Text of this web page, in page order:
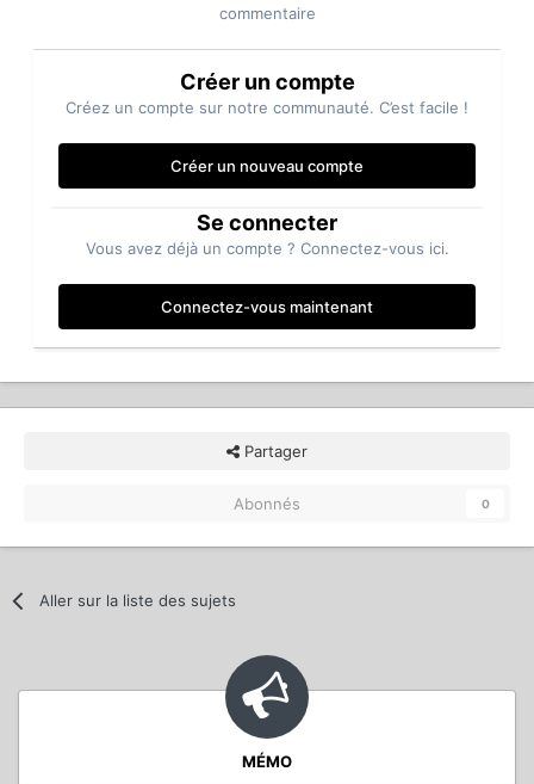
commentaire
Créer un compte
Créez un compte sur notre communauté. C’est facile !
Créer un nouveau compte
Se connecter
Vous avez déjà un compte ? Connectez-vous ici.
Connectez-vous maintenant
Partager
Abonnés 0
Aller sur la liste des sujets
MÉMO